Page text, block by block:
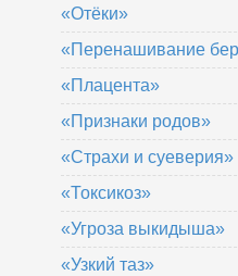
«Отёки»
«Перенашивание
«Плацента»
«Признаки родов»
«Страхи и суеверия»
«Токсикоз»
«Угроза выкидыша»
«Узкий таз»